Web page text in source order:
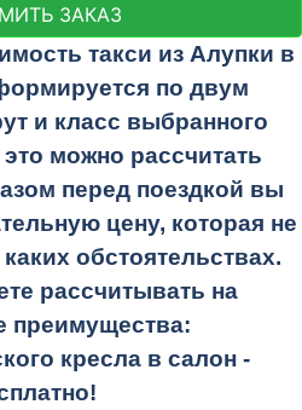
ЗАКАЗ
такси из Алупки в
по двум
и класс выбранного
можно рассчитать
перед поездкой вы
цену, которая не
обстоятельствах.
рассчитывать на
преимущества:
кресла в салон -